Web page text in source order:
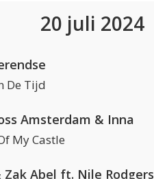
20 juli 2024
De Tijd
Amsterdam & Inna
My Castle
Zak Abel ft. Nile Rodgers